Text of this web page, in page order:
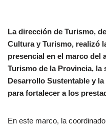
La dirección de Turismo,
Cultura y Turismo, realizó
presencial en el marco del
Turismo de la Provincia,
Desarrollo Sustentable y
para fortalecer a los
En este marco, la